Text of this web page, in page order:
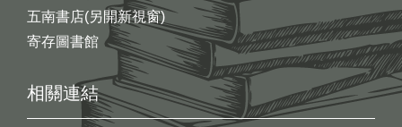
五南書店(另開新視窗)
寄存圖書館
相關連結